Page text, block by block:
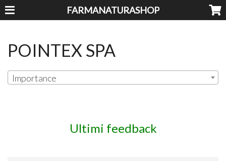
FARMANATURASHOP
POINTEX SPA
Importance
Ultimi feedback